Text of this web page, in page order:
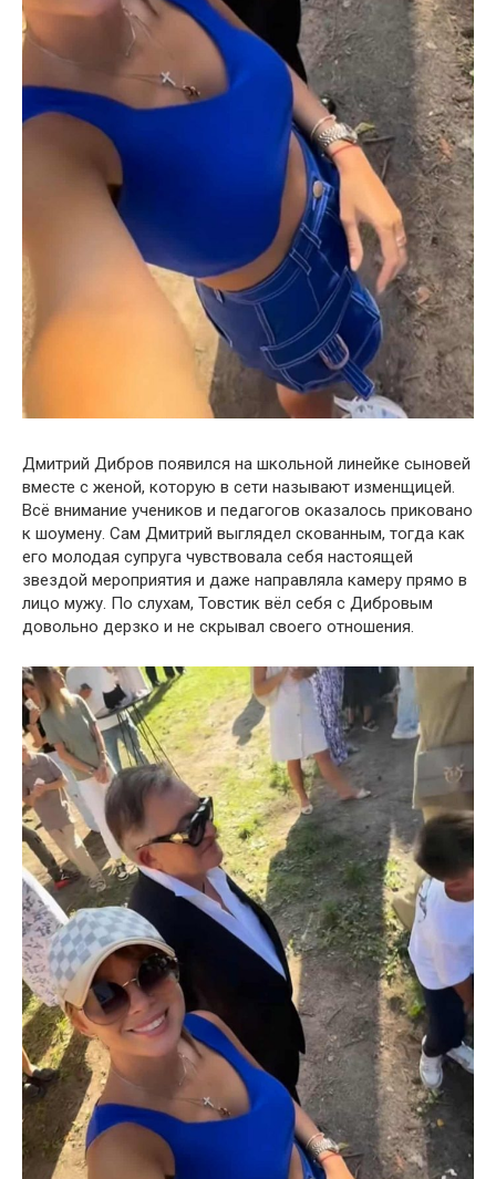
Дмитрий Дибров появился на школьной линейке сыновей
вместе с женой, которую в сети называют изменщицей.
Всё внимание учеников и педагогов оказалось приковано
к шоумену. Сам Дмитрий выглядел скованным, тогда как
его молодая супруга чувствовала себя настоящей
звездой мероприятия и даже направляла камеру прямо в
лицо мужу. По слухам, Товстик вёл себя с Дибровым
довольно дерзко и не скрывал своего отношения.